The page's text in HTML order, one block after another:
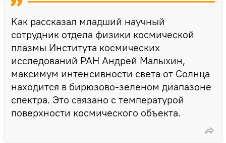
Как рассказал младший научный
сотрудник отдела физики космической
плазмы Института космических
исследований РАН Андрей Малыхин,
максимум интенсивности света от Солнца
находится в бирюзово-зеленом диапазоне
спектра. Это связано с температурой
поверхности космического объекта.